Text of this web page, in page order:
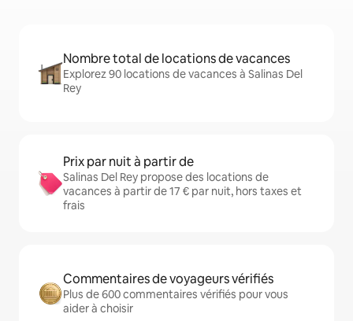
Nombre total de locations de vacances
Explorez 90 locations de vacances à Salinas Del
Rey
Prix par nuit à partir de
Salinas Del Rey propose des locations de
vacances à partir de 17 € par nuit, hors taxes et
frais
Commentaires de voyageurs vérifiés
Plus de 600 commentaires vérifiés pour vous
aider à choisir